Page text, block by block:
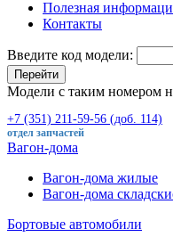
Полезная
Контакты
Введите код модели:
Перейти
Модели с таким номером
+7 (351) 211-59-56 (доб. 114)
отдел запчастей
Вагон-дома
Вагон-дома жилые
Вагон-дома
Бортовые автомобили